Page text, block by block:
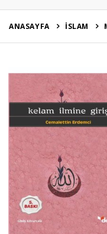
ANASAYFA İSLAM